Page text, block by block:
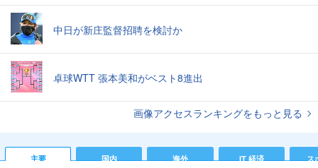
中日が新庄監督招聘を検討か
卓球WTT 張本美和がベスト8進出
画像アクセスランキングをもっと見る
主要 国内 海外 IT 経済 ス